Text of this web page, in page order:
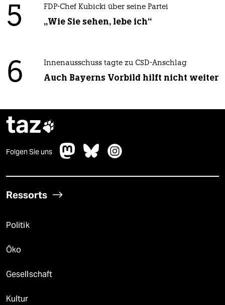
5 FDP-Chef Kubicki über seine Partei
„Wie Sie sehen, lebe ich“
6 Innenausschuss tagte zu CSD-Anschlag
Auch Bayerns Vorbild hilft nicht weiter
taz
Folgen Sie uns
Ressorts
Politik
Öko
Gesellschaft
Kultur